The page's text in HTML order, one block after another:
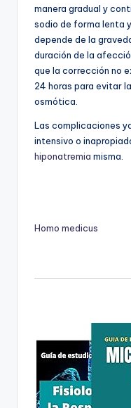
manera gradual y
sodio de forma lenta
depende de la
duración de la
que la corrección no
24 horas para evitar
osmótica.
Las complicaciones
intensivo o
hiponatremia misma.
Homo medicus